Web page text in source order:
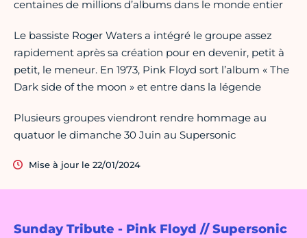
Sunday Tribute - Pink Floyd // Supersonic
centaines de millions d’albums dans le monde entier
Le bassiste Roger Waters a intégré le groupe assez
rapidement après sa création pour en devenir, petit à
petit, le meneur. En 1973, Pink Floyd sort l’album « The
Dark side of the moon » et entre dans la légende
Plusieurs groupes viendront rendre hommage au
quatuor le dimanche 30 Juin au Supersonic
Mise à jour le 22/01/2024